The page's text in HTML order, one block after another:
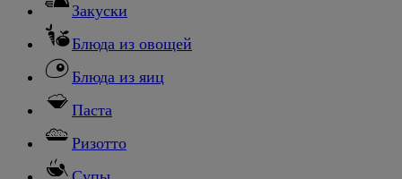
Закуски
Блюда из овощей
Блюда из яиц
Паста
Ризотто